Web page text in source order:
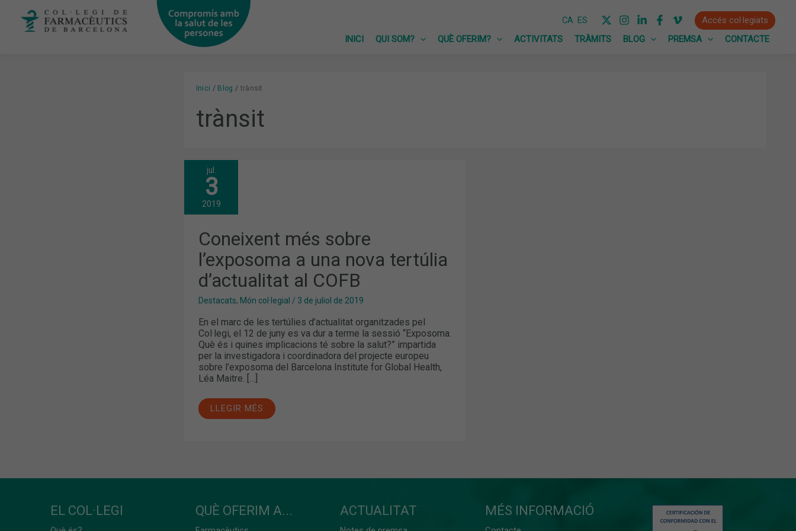
CA ES
Accés col·legiats
INICI
QUI SOM? QUÈ OFERIM? ACTIVITATS TRÀMITS BLOG PREMSA CONTACTE
Inici Blog trànsit
trànsit
jul.
3
2019
Coneixent més sobre
l’exposoma a una nova tertúlia
d’actualitat al COFB
Destacats, Món col·legial / 3 de juliol de 2019
En el marc de les tertúlies d’actualitat organitzades pel
Col·legi, el 12 de juny es va dur a terme la sessió “Exposoma.
Què és i quines implicacions té sobre la salut?” impartida
per la investigadora i coordinadora del projecte europeu
sobre l’exposoma del Barcelona Institute for Global Health,
Léa Maitre. […]
CONEIXENT
MÉS
SOBRE
L’EXPOSOMA
A
TERTÚLIA
D’ACTUALITAT
AL
COFB
LLEGIR MÉS
EL COL·LEGI QUÈ OFERIM A... ACTUALITAT MÉS INFORMACIÓ